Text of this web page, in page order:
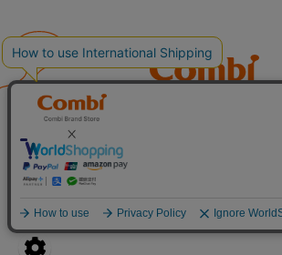
All Right Reserved. Copyright © Combi